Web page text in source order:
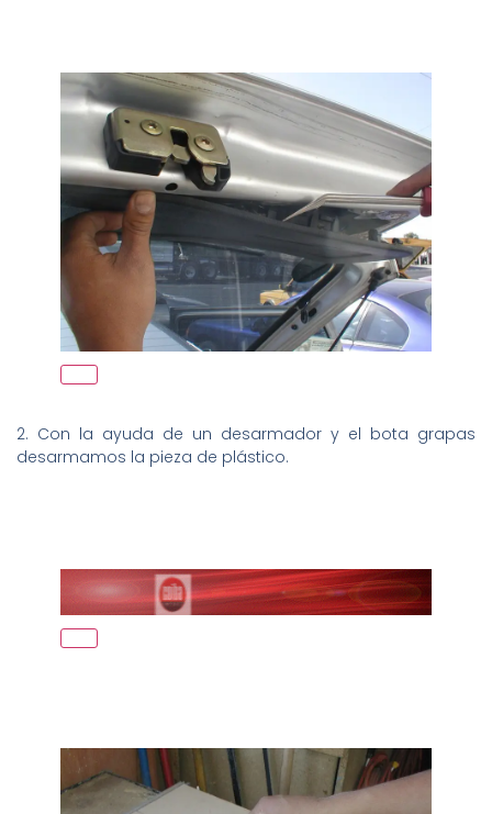
2. Con la ayuda de un desarmador y el bota grapas
desarmamos la pieza de plástico.